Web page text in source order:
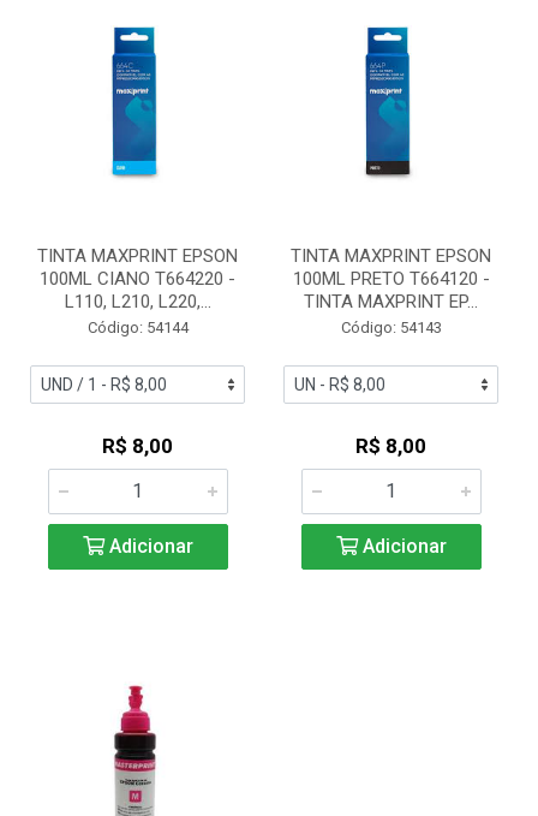
TINTA MAXPRINT EPSON
100ML CIANO T664220 -
L110, L210, L220,...
Código: 54144
R$ 8,00
Adicionar
TINTA MAXPRINT EPSON
100ML PRETO T664120 -
TINTA MAXPRINT EP...
Código: 54143
R$ 8,00
Adicionar